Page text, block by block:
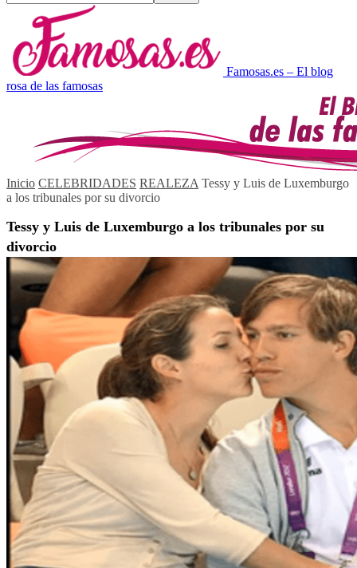
Famosas.es – El blog
rosa de las famosas
Inicio CELEBRIDADES REALEZA Tessy y Luis de Luxemburgo
a los tribunales por su divorcio
Tessy y Luis de Luxemburgo a los tribunales por su
divorcio